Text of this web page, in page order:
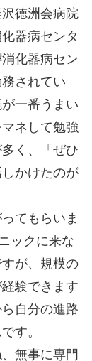
徳洲会病院
器病センタ
化器病セン
されてい
一番うまい
ネして勉強
く、「ぜひ
かけたのが
てもらいま
ックに来な
が、規模の
験できます
自分の進路
す。
無事に専門